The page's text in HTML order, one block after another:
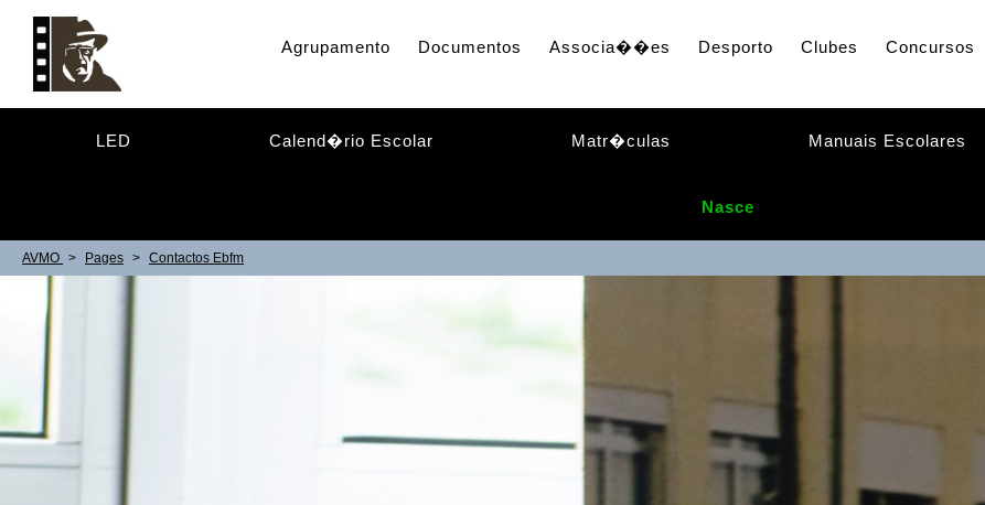
Agrupamento Documentos Associa��es Desporto Clubes Concursos
LED Calend�rio Escolar Matr�culas Manuais Escolares
Nasce
AVMO > Pages > Contactos Ebfm